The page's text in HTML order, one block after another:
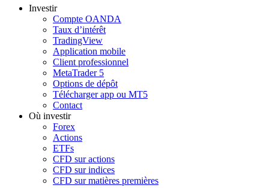
Investir
Compte OANDA
Taux d’intérêt
TradingView
Application mobile
Client professionnel
MetaTrader 5
Options de dépôt
Télécharger app ou MT5
Contact
Où investir
Forex
Actions
ETFs
CFD sur actions
CFD sur indices
CFD sur matières premières